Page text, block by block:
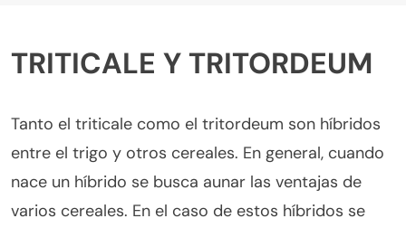
TRITICALE Y TRITORDEUM
Tanto el triticale como el tritordeum son híbridos
entre el trigo y otros cereales. En general, cuando
nace un híbrido se busca aunar las ventajas de
varios cereales. En el caso de estos híbridos se